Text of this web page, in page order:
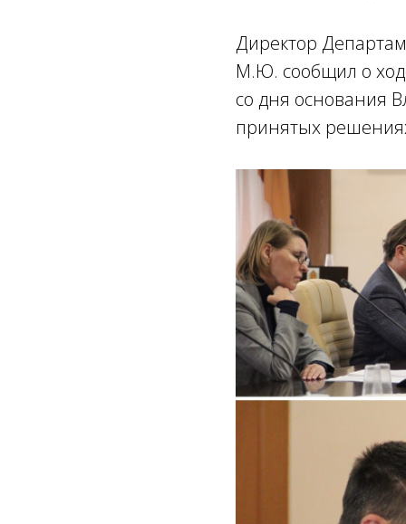
Директор
М.Ю. сообщил о
со дня основания
принятых